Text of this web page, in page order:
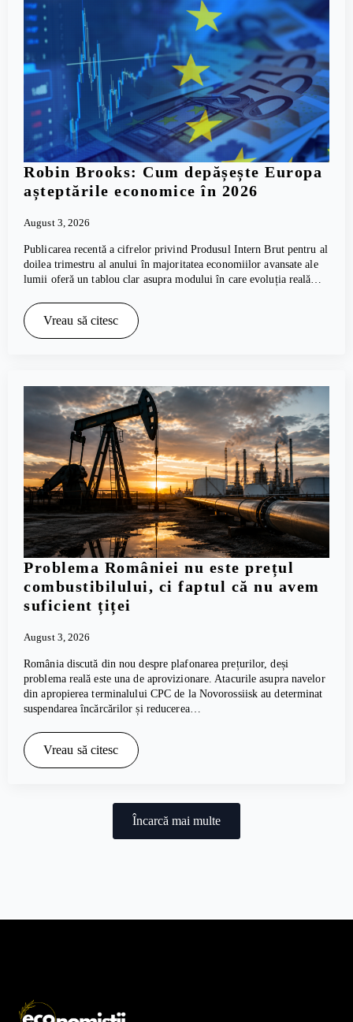
Robin Brooks: Cum depășește Europa
așteptările economice în 2026
August 3, 2026
Publicarea recentă a cifrelor privind Produsul Intern Brut pentru al
doilea trimestru al anului în majoritatea economiilor avansate ale
lumii oferă un tablou clar asupra modului în care evoluția reală…
Vreau să citesc
Problema României nu este prețul
combustibilului, ci faptul că nu avem
suficient țiței
August 3, 2026
România discută din nou despre plafonarea prețurilor, deși
problema reală este una de aprovizionare. Atacurile asupra navelor
din apropierea terminalului CPC de la Novorossiisk au determinat
suspendarea încărcărilor și reducerea…
Vreau să citesc
Încarcă mai multe